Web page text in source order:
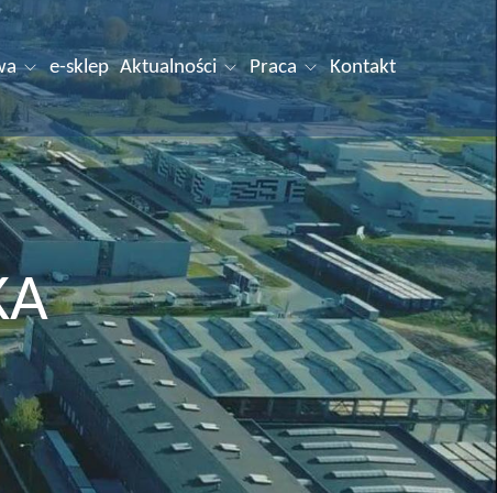
e-sklep Aktualności Praca Kontakt